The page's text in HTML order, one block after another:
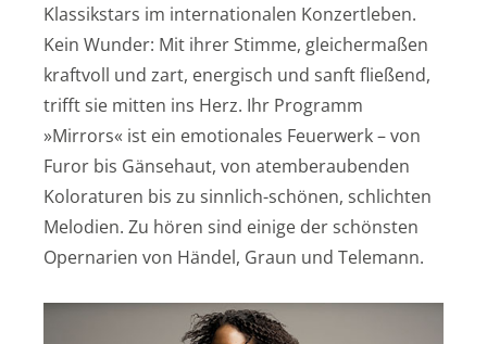
Klassikstars im internationalen Konzertleben.
Kein Wunder: Mit ihrer Stimme, gleichermaßen
kraftvoll und zart, energisch und sanft fließend,
trifft sie mitten ins Herz. Ihr Programm
»Mirrors« ist ein emotionales Feuerwerk – von
Furor bis Gänsehaut, von atemberaubenden
Koloraturen bis zu sinnlich-schönen, schlichten
Melodien. Zu hören sind einige der schönsten
Opernarien von Händel, Graun und Telemann.